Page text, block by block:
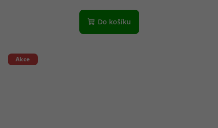
Do košíku
Akce